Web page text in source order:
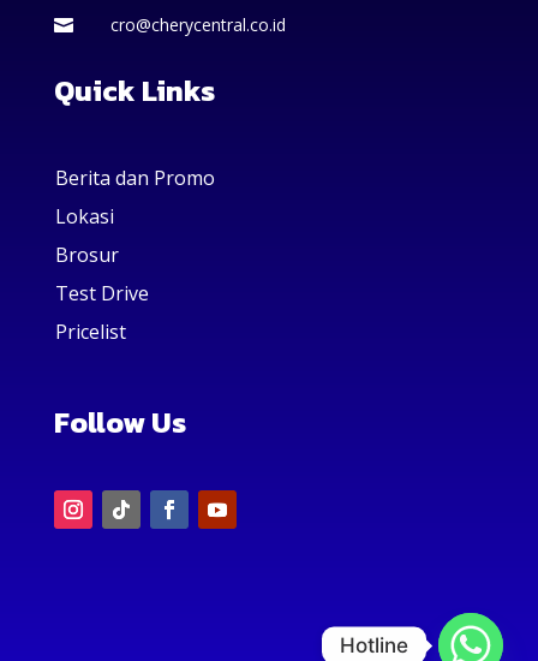
 cro@cherycentral.co.id
Quick Links
Berita dan Promo
Lokasi
Brosur
Test Drive
Pricelist
Follow Us
Hotline